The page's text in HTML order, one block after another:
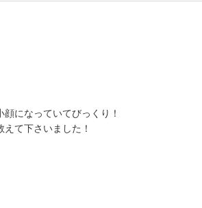
になっていてびっくり！
て下さいました！